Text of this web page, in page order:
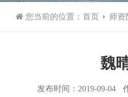
您当前的位置：首页 师资
魏
发布时间： 2019-09-04